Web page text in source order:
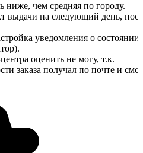
ниже, чем средняя по городу.
выдачи на следующий день,
уведомления о состоянии
оценить не могу, т.к.
заказа получал по почте и смс.